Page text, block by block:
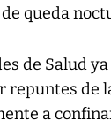
queda
de Salud
repuntes de
a